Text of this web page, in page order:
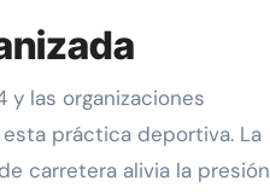
las organizaciones
práctica deportiva. La
carretera alivia la presión